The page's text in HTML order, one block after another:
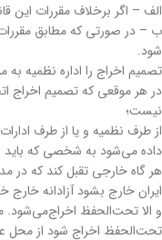
‌الف – اگر برخلاف مقررات این
شود.
‌تصمیم اخراج را اداره نظمیه به
‌در هر موقعی که تصمیم اخراج
نیست؛
از طرف نظمیه و یا از طرف
داده می‌شود به شخصی که باید
‌هر گاه خارجی تقبل کند که در
ایران خارج بشود آزادانه خارج
و الا تحت‌الحفظ اخراج‌می‌شود.
تحت‌الحفظ اخراج شود از محل عواید